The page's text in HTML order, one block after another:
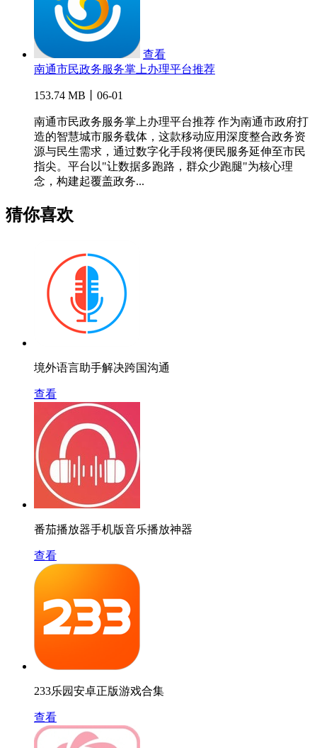
查看
南通市民政务服务掌上办理平台推荐
153.74 MB丨06-01
南通市民政务服务掌上办理平台推荐 作为南通市政府打
造的智慧城市服务载体，这款移动应用深度整合政务资
源与民生需求，通过数字化手段将便民服务延伸至市民
指尖。平台以"让数据多跑路，群众少跑腿"为核心理
念，构建起覆盖政务...
猜你喜欢
境外语言助手解决跨国沟通
查看
番茄播放器手机版音乐播放神器
查看
233乐园安卓正版游戏合集
查看